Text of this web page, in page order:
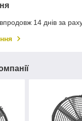
14 днів за